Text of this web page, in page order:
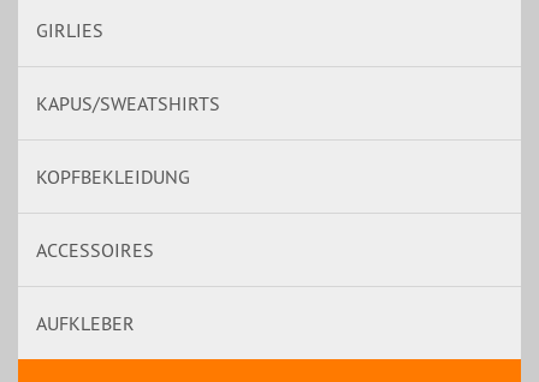
GIRLIES
KAPUS/SWEATSHIRTS
KOPFBEKLEIDUNG
ACCESSOIRES
AUFKLEBER